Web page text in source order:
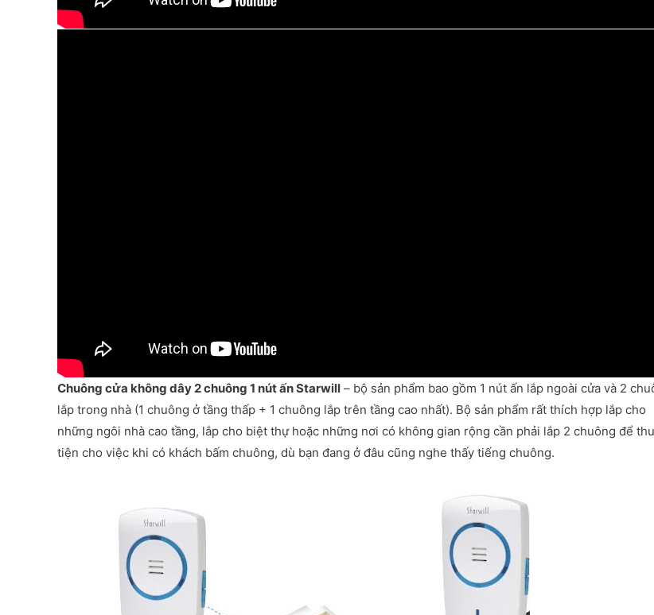
Chuông cửa không dây 2 chuông 1 nút ấn Starwill – bộ sản phẩm bao gồm 1 nút ấn lắp ngoài cửa và 2
lắp trong nhà (1 chuông ở tầng thấp + 1 chuông lắp trên tầng cao nhất). Bộ sản phẩm rất thích hợp lắp cho
những ngôi nhà cao tầng, lắp cho biệt thự hoặc những nơi có không gian rộng cần phải lắp 2 chuông để
tiện cho việc khi có khách bấm chuông, dù bạn đang ở đâu cũng nghe thấy tiếng chuông.